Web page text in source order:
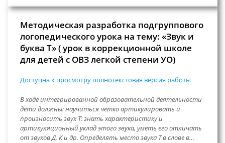
Методическая разработка подгруппового
логопедического урока на тему: «Звук и
буква Т» ( урок в коррекционной школе
для детей с ОВЗ легкой степени УО)
Доступна к просмотру полнотекстовая версия работы
В ходе интегрированной образовательной деятельности
дети должны: научиться четко артикулировать и
произносить звук Т; знать характеристику и
артикуляционный уклад этого звука, уметь его отличать
от звуков Д, К и др. Определять место звука Т в слове в…